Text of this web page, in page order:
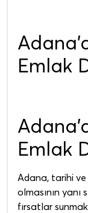
Emlak
Emlak
Adana, tarihi
olmasının yanı
fırsatlar